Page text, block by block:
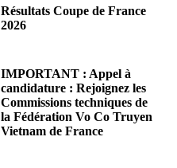
There are no translations
available.Chères Présidentes,
Résultats Coupe de France
2026
There are no translations
available.Cliquez sur ce lien
pour accéder aux résultats
Read more...
IMPORTANT : Appel à
candidature : Rejoignez les
Commissions techniques de
la Fédération Vo Co Truyen
Vietnam de France